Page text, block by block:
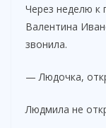
Через неделю к
Валентина
звонила.
— Людочка,
Людмила не